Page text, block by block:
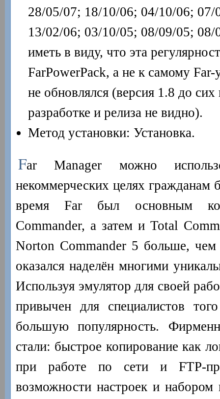
28/05/07; 18/10/06; 04/10/06;
13/02/06; 03/10/05; 08/09/05;
иметь в виду, что эта
FarPowerPack, а не к самому
не обновлялся (версия 1.8 до сих
разработке и релиза не видно).
Метод установки: Установка.
Far Manager можно
некоммерческих целях
время Far был основным
Commander, а затем и Total
Norton Commander 5 больше,
оказался наделён многими
Используя эмулятор для своей
привычен для специалистов
большую популярность.
стали: быстрое копирование как
при работе по сети и FTP-
возможности настроек и набором